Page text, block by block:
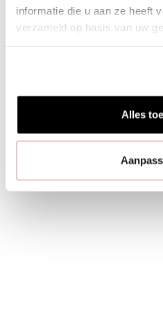
informatie die u aan ze heeft
verzameld op basis van uw
Alles